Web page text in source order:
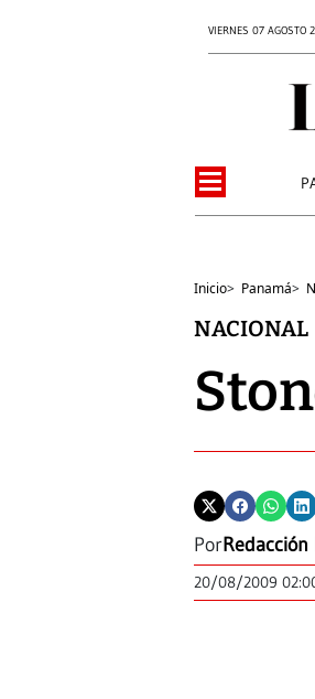
VIERNES 07 AGOSTO
Inicio> Panamá>
NACIONAL
Por
20/08/2009